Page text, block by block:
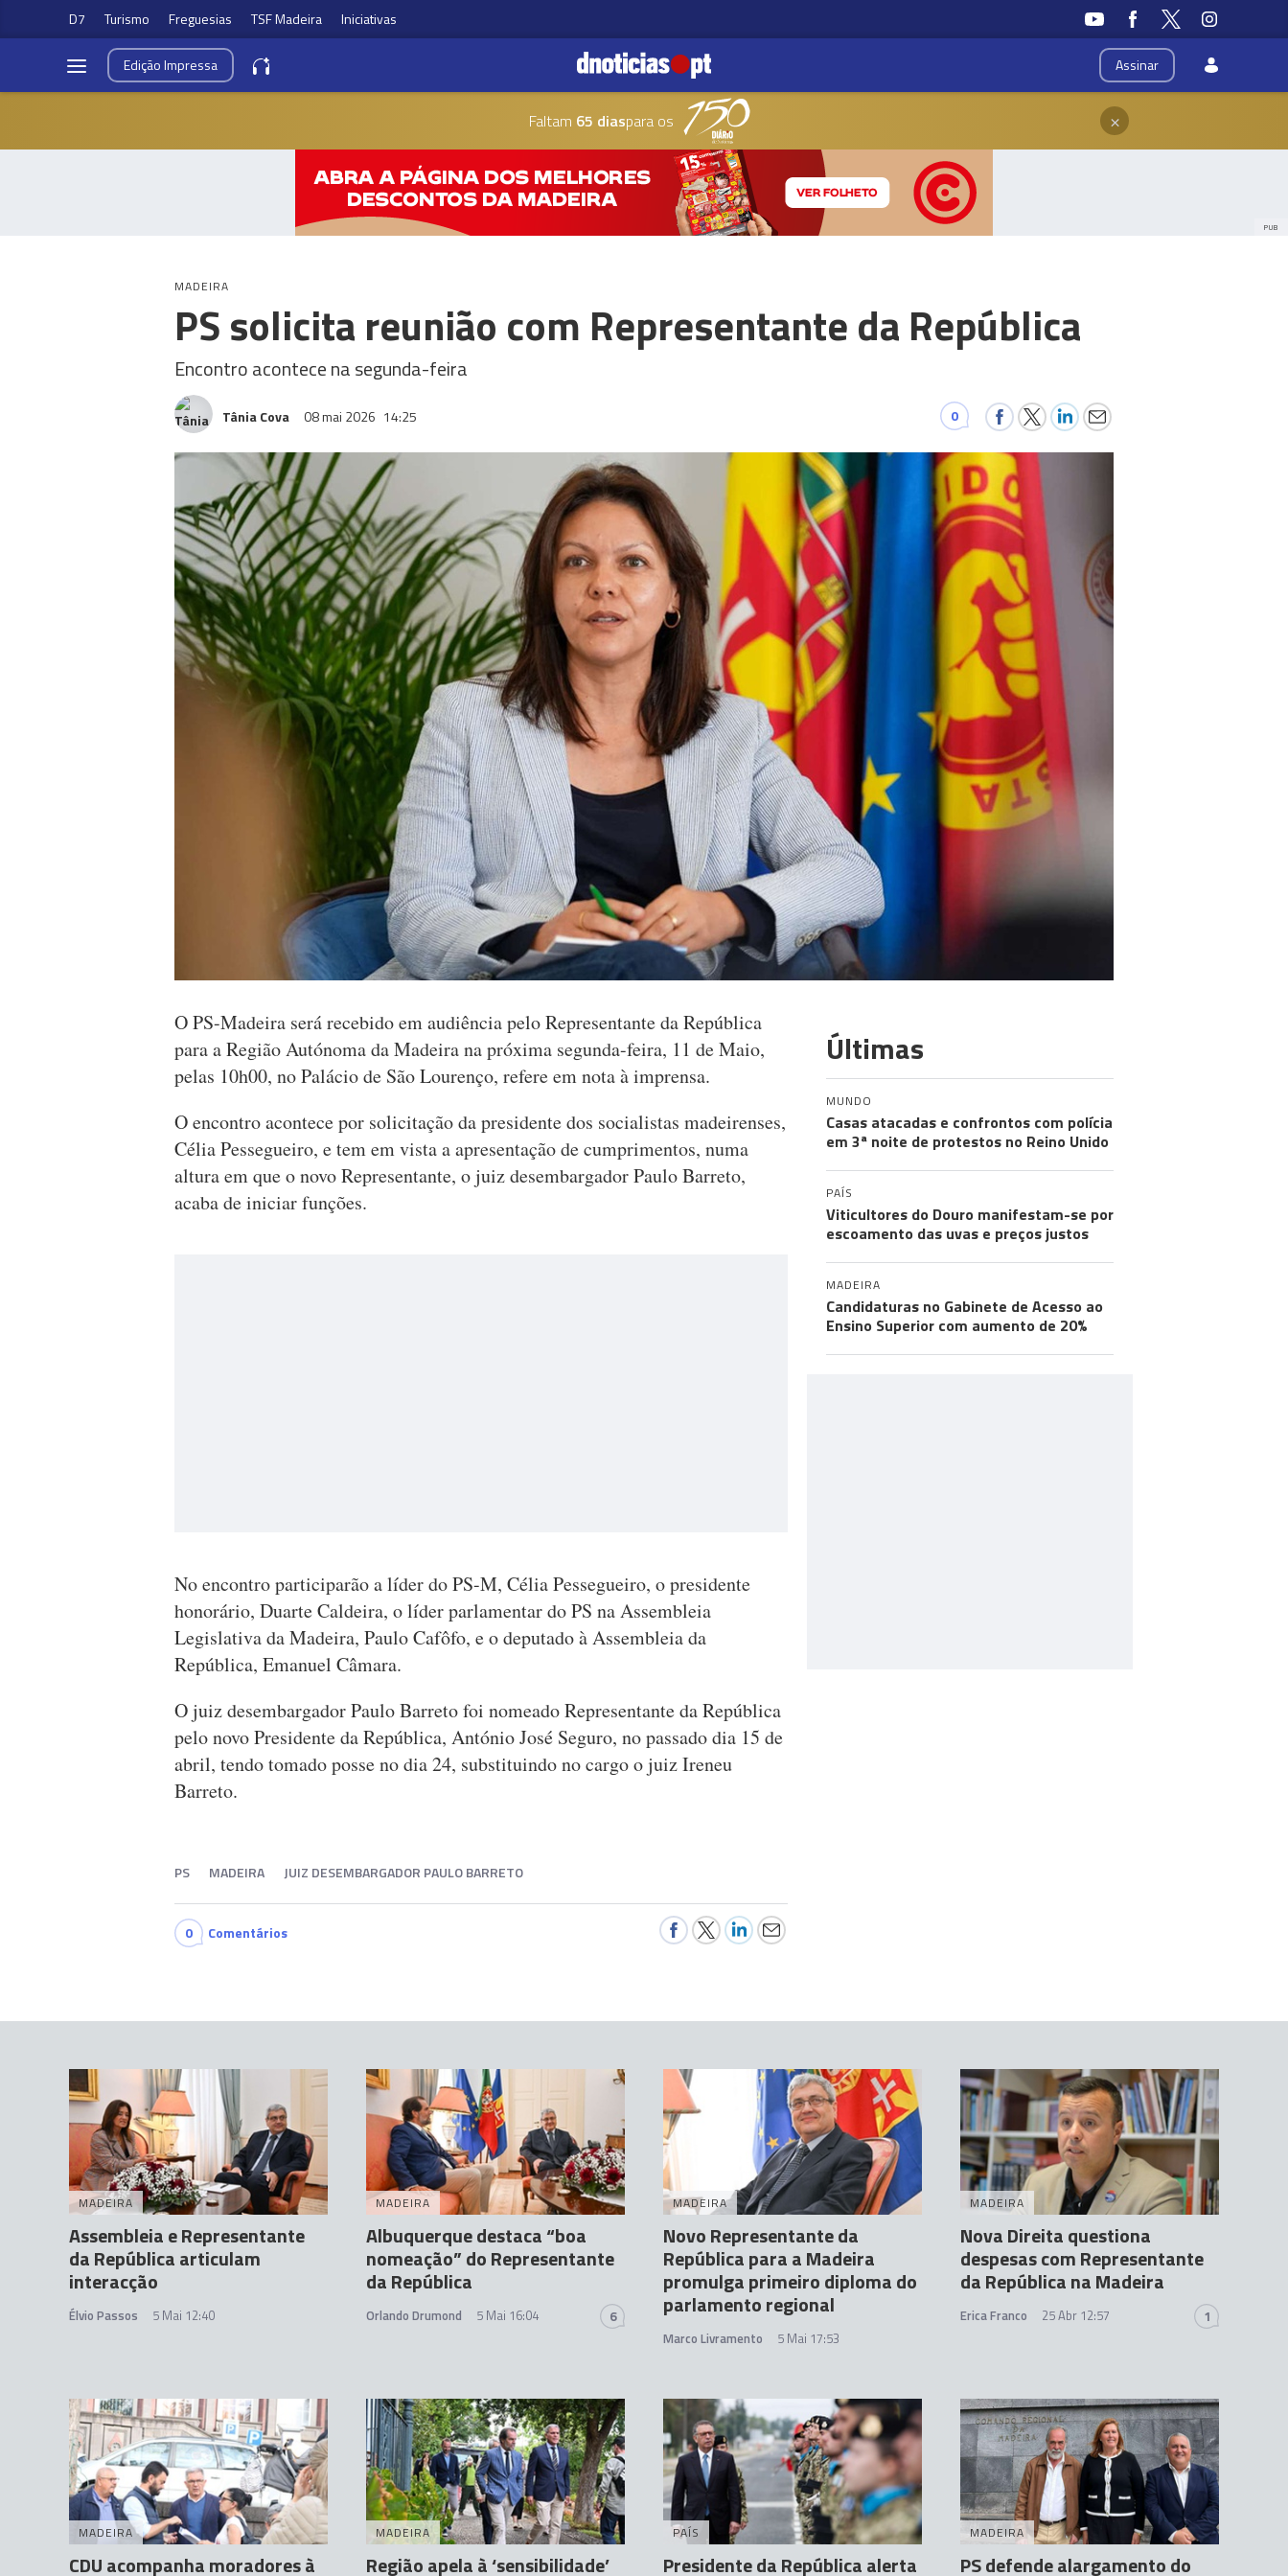
D7 Turismo Freguesias TSF Madeira Iniciativas
Assinar
EdiçãoImpressa
Faltam 65 diaspara os ×
PUB
MADEIRA
PS solicita reunião com Representante da República
Encontro acontece na segunda-feira
Tânia Cova 08 mai 2026 14:25 0
O PS-Madeira será recebido em audiência pelo Representante da República
para a Região Autónoma da Madeira na próxima segunda-feira, 11 de Maio,
pelas 10h00, no Palácio de São Lourenço, refere em nota à imprensa.
O encontro acontece por solicitação da presidente dos socialistas madeirenses,
Célia Pessegueiro, e tem em vista a apresentação de cumprimentos, numa
altura em que o novo Representante, o juiz desembargador Paulo Barreto,
acaba de iniciar funções.
No encontro participarão a líder do PS-M, Célia Pessegueiro, o presidente
honorário, Duarte Caldeira, o líder parlamentar do PS na Assembleia
Legislativa da Madeira, Paulo Cafôfo, e o deputado à Assembleia da
República, Emanuel Câmara.
O juiz desembargador Paulo Barreto foi nomeado Representante da República
pelo novo Presidente da República, António José Seguro, no passado dia 15 de
abril, tendo tomado posse no dia 24, substituindo no cargo o juiz Ireneu
Barreto.
PS MADEIRA JUIZ DESEMBARGADOR PAULO BARRETO
0 Comentários
Últimas
MUNDO
Casas atacadas e confrontos com polícia
em 3ª noite de protestos no Reino Unido
PAÍS
Viticultores do Douro manifestam-se por
escoamento das uvas e preços justos
MADEIRA
Candidaturas no Gabinete de Acesso ao
Ensino Superior com aumento de 20%
MADEIRA
Assembleia e Representante
da República articulam
interacção
Élvio Passos 5 Mai 12:40
MADEIRA
Albuquerque destaca “boa
nomeação” do Representante
da República
Orlando Drumond 5 Mai 16:04 6
MADEIRA
Novo Representante da
República para a Madeira
promulga primeiro diploma do
parlamento regional
Marco Livramento 5 Mai 17:53
MADEIRA
Nova Direita questiona
despesas com Representante
da República na Madeira
Erica Franco 25 Abr 12:57 1
MADEIRA
CDU acompanha moradores à
MADEIRA
Região apela à ‘sensibilidade’
PAÍS
Presidente da República alerta
MADEIRA
PS defende alargamento do